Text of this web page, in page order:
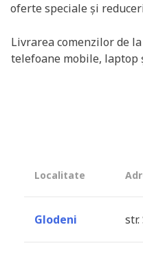
oferte speciale și
Livrarea comenzilor de
telefoane mobile, laptop
Localitate
Glodeni